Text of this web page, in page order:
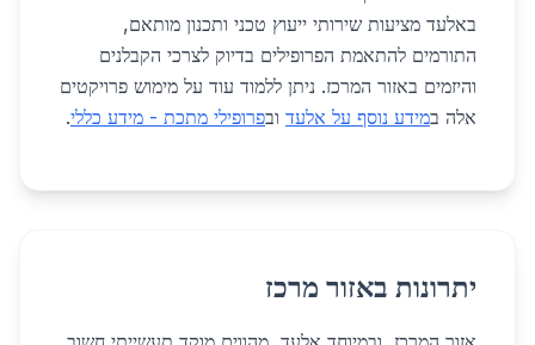
באלעד מציעות שירותי ייעוץ טכני ותכנון מותאם,
התורמים להתאמת הפרופילים בדיוק לצרכי הקבלנים
והיזמים באזור המרכז. ניתן ללמוד עוד על מימוש פרויקטים
אלה במידע נוסף על אלעד ובפרופילי מתכת - מידע כללי.
יתרונות באזור מרכז